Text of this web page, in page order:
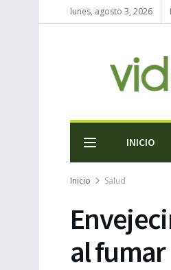
lunes, agosto 3, 2026
INICIO
Inicio Salud
al fumar